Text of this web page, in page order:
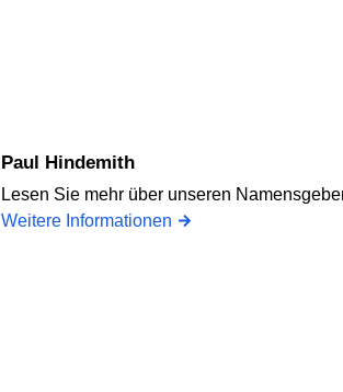
Paul Hindemith
Lesen Sie mehr über unseren
Weitere Informationen